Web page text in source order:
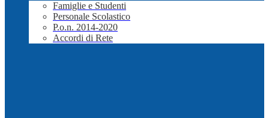
Famiglie e Studenti
Personale Scolastico
P.o.n. 2014-2020
Accordi di Rete